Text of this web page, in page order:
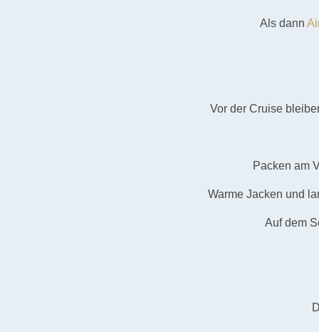
Als dann
Vor der Cruise
Packen am
Warme Jacken und
Auf dem